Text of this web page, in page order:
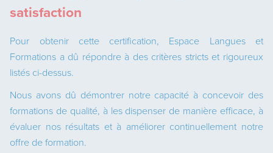
satisfaction
Pour obtenir cette certification, Espace Langues et
Formations a dû répondre à des critères stricts et rigoureux
listés ci-dessus.
Nous avons dû démontrer notre capacité à concevoir des
formations de qualité, à les dispenser de manière efficace, à
évaluer nos résultats et à améliorer continuellement notre
offre de formation.